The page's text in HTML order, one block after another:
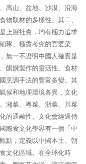
高山、盆地、沙漠、沿海
物取材的多樣性。其二、
上層社會，均有極力追求
琢、極盡考究的官宴菜
無一不證明中國人確實是
餚饌製作的靈活性。食材
烹調手法的豐富多變。其
候和地理環境各異，文化
湘菜、粵菜、浙菜、川菜
的通融性。文化會經過傳
際食文化學界有一個「中
點，定義以中國本土、朝
文化區域。在全球化時